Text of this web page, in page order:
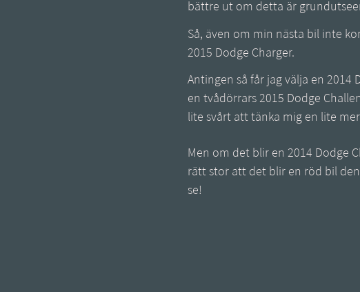
bättre ut om detta är
Så, även om min nästa bil inte
2015 Dodge Charger.
Antingen så får jag välja en 2014
en tvådörrars 2015 Dodge
lite svårt att tänka mig en lite
Men om det blir en 2014 Dodge
rätt stor att det blir en röd bil
se!